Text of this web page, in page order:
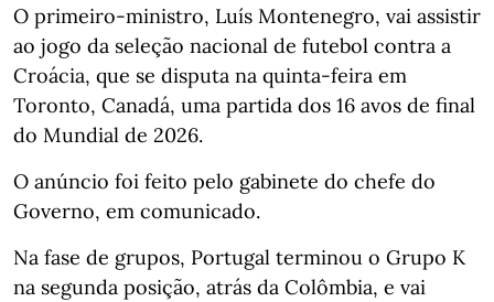
O primeiro-ministro, Luís Montenegro, vai assistir
ao jogo da seleção nacional de futebol contra a
Croácia, que se disputa na quinta-feira em
Toronto, Canadá, uma partida dos 16 avos de final
do Mundial de 2026.
O anúncio foi feito pelo gabinete do chefe do
Governo, em comunicado.
Na fase de grupos, Portugal terminou o Grupo K
na segunda posição, atrás da Colômbia, e vai